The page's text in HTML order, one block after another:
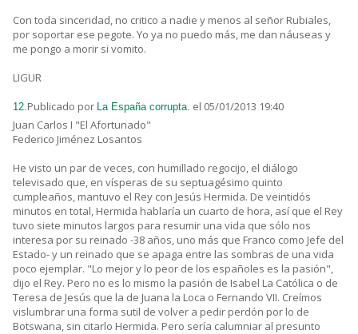
Con toda sinceridad, no critico a nadie y menos al señor Rubiales,
por soportar ese pegote. Yo ya no puedo más, me dan náuseas y
me pongo a morir si vomito.
LIGUR
12.Publicado por La España corrupta. el 05/01/2013 19:40
Juan Carlos I "El Afortunado"
Federico Jiménez Losantos
He visto un par de veces, con humillado regocijo, el diálogo
televisado que, en vísperas de su septuagésimo quinto
cumpleaños, mantuvo el Rey con Jesús Hermida. De veintidós
minutos en total, Hermida hablaría un cuarto de hora, así que el Rey
tuvo siete minutos largos para resumir una vida que sólo nos
interesa por su reinado -38 años, uno más que Franco como Jefe del
Estado- y un reinado que se apaga entre las sombras de una vida
poco ejemplar. "Lo mejor y lo peor de los españoles es la pasión",
dijo el Rey. Pero no es lo mismo la pasión de Isabel La Católica o de
Teresa de Jesús que la de Juana la Loca o Fernando VII. Creímos
vislumbrar una forma sutil de volver a pedir perdón por lo de
Botswana, sin citarlo Hermida. Pero sería calumniar al presunto